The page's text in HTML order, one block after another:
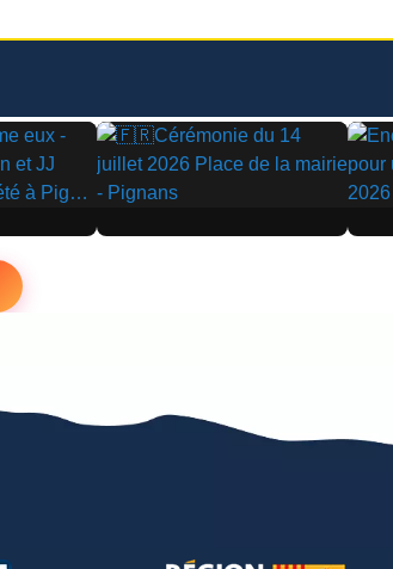
▶ ▶